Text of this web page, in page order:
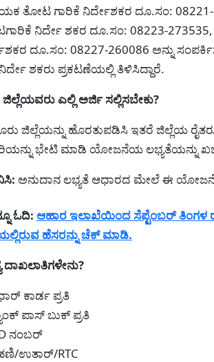
ತೋಟ ಗಾರಿಕೆ ನಿರ್ದೇಶಕರ ದೂ.ಸಂ:
ನಿರ್ದೇ ಶಕರ ದೂ.ಸಂ: 08223-
ದೂ.ಸಂ: 08227-260086 ಅನ್ನು
ಶಕರು ಪ್ರಕಟಣೆಯಲ್ಲಿ ತಿಳಿಸಿದ್ದಾರೆ.
ಎಲ್ಲಿ ಅರ್ಜಿ ಸಲ್ಲಿಸಬೇಕು?
ಜಿಲ್ಲೆಯನ್ನು ಹೊರತುಪಡಿಸಿ ಇತರೆ ಜಿಲ್ಲೆಯ
ಭೇಟಿ ಮಾಡಿ ಯೋಜನೆಯ ಲಭ್ಯತೆಯನ್ನು
ಅನುದಾನ ಲಭ್ಯತೆ ಆಧಾರದ ಮೇಲೆ ಈ
ಓದಿ: ಆಹಾರ ಇಲಾಖೆಯಿಂದ ಸೆಪ್ಟೆಂಬರ್ ತಿಂಗಳ
ಹೆಸರನ್ನು ಚೆಕ್ ಮಾಡಿ.
ದಾಖಲಾತಿಗಳೇನು?
ಕಾರ್ಡ ಪ್ರತಿ
ಪಾಸ್ ಬುಕ್ ಪ್ರತಿ
ನಂಬರ್
ಉತಾರ್/RTC